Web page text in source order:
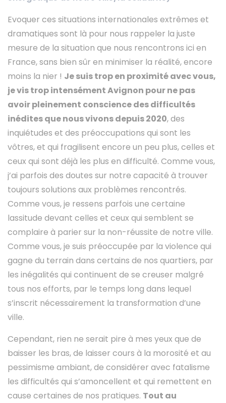
Evoquer ces situations internationales extrêmes et
dramatiques sont là pour nous rappeler la juste
mesure de la situation que nous rencontrons ici en
France, sans bien sûr en minimiser la réalité, encore
moins la nier ! Je suis trop en proximité avec vous,
je vis trop intensément Avignon pour ne pas
avoir pleinement conscience des difficultés
inédites que nous vivons depuis 2020, des
inquiétudes et des préoccupations qui sont les
vôtres, et qui fragilisent encore un peu plus, celles et
ceux qui sont déjà les plus en difficulté. Comme vous,
j’ai parfois des doutes sur notre capacité à trouver
toujours solutions aux problèmes rencontrés.
Comme vous, je ressens parfois une certaine
lassitude devant celles et ceux qui semblent se
complaire à parier sur la non-réussite de notre ville.
Comme vous, je suis préoccupée par la violence qui
gagne du terrain dans certains de nos quartiers, par
les inégalités qui continuent de se creuser malgré
tous nos efforts, par le temps long dans lequel
s’inscrit nécessairement la transformation d’une
ville.
Cependant, rien ne serait pire à mes yeux que de
baisser les bras, de laisser cours à la morosité et au
pessimisme ambiant, de considérer avec fatalisme
les difficultés qui s’amoncellent et qui remettent en
cause certaines de nos pratiques. Tout au